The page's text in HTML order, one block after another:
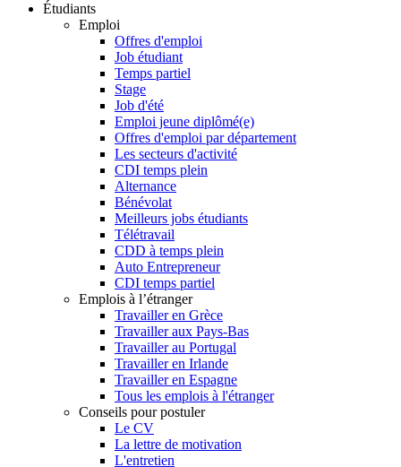
Étudiants
Emploi
Offres d'emploi
Job étudiant
Temps partiel
Stage
Job d'été
Emploi jeune diplômé(e)
Offres d'emploi par département
Les secteurs d'activité
CDI temps plein
Alternance
Bénévolat
Meilleurs jobs étudiants
Télétravail
CDD à temps plein
Auto Entrepreneur
CDI temps partiel
Emplois à l’étranger
Travailler en Grèce
Travailler aux Pays-Bas
Travailler au Portugal
Travailler en Irlande
Travailler en Espagne
Tous les emplois à l'étranger
Conseils pour postuler
Le CV
La lettre de motivation
L'entretien